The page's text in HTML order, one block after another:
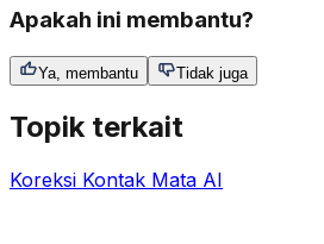
Apakah ini membantu?
Ya, membantu Tidak juga
Topik terkait
Koreksi Kontak Mata AI